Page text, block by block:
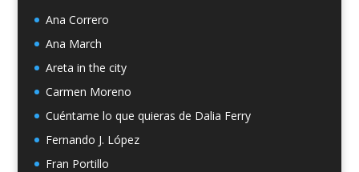
Ana Correro
Ana March
Areta in the city
Carmen Moreno
Cuéntame lo que quieras de Dalia Ferry
Fernando J. López
Fran Portillo